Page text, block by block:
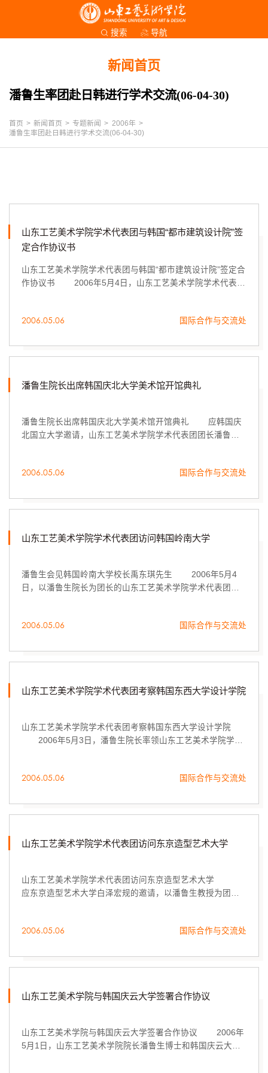
搜索 导航
新闻首页
潘鲁生率团赴日韩进行学术交流(06-04-30)
首页 > 新闻首页 > 专题新闻 > 2006年 >
潘鲁生率团赴日韩进行学术交流(06-04-30)
山东工艺美术学院学术代表团与韩国“都市建筑设计院”签
定合作协议书
山东工艺美术学院学术代表团与韩国“都市建筑设计院”签定合
作协议书 2006年5月4日，山东工艺美术学院学术代表团
2006.05.06 国际合作与交流处
潘鲁生院长出席韩国庆北大学美术馆开馆典礼
潘鲁生院长出席韩国庆北大学美术馆开馆典礼 应韩国庆
北国立大学邀请，山东工艺美术学院学术代表团团长潘鲁生
2006.05.06 国际合作与交流处
山东工艺美术学院学术代表团访问韩国岭南大学
潘鲁生会见韩国岭南大学校长禹东琪先生 2006年5月4
日，以潘鲁生院长为团长的山东工艺美术学院学术代表团来
2006.05.06 国际合作与交流处
山东工艺美术学院学术代表团考察韩国东西大学设计学院
山东工艺美术学院学术代表团考察韩国东西大学设计学院
2006年5月3日，潘鲁生院长率领山东工艺美术学院学术
2006.05.06 国际合作与交流处
山东工艺美术学院学术代表团访问东京造型艺术大学
山东工艺美术学院学术代表团访问东京造型艺术大学
应东京造型艺术大学白泽宏规的邀请，以潘鲁生教授为团长
2006.05.06 国际合作与交流处
山东工艺美术学院与韩国庆云大学签署合作协议
山东工艺美术学院与韩国庆云大学签署合作协议 2006年
5月1日，山东工艺美术学院院长潘鲁生博士和韩国庆云大学